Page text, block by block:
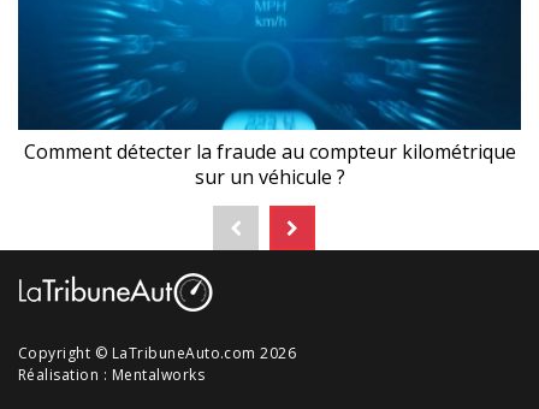
Comment détecter la fraude au compteur kilométrique
sur un véhicule ?
Copyright © LaTribuneAuto.com 2026
Réalisation : Mentalworks